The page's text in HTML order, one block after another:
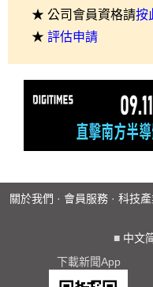
★ 公司會員資格請按
★ 評估申請
關於我們 · 會員服務 · 科技
■ 中文
下載新聞App